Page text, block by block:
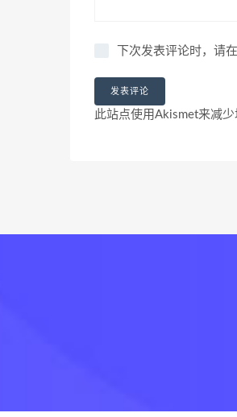
下次发表评论时，请
此站点使用Akismet来减少